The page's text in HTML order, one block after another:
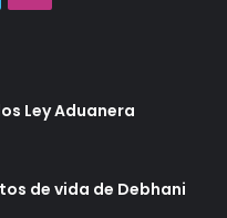
Ley Aduanera
de vida de Debhani